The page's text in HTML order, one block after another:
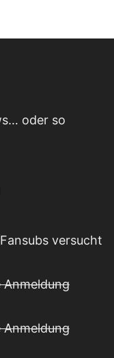
oder so
versucht
Anmeldung
Anmeldung